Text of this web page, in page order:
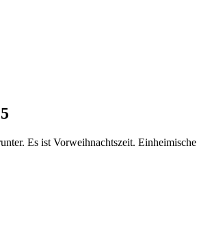
Es ist Vorweihnachtszeit.